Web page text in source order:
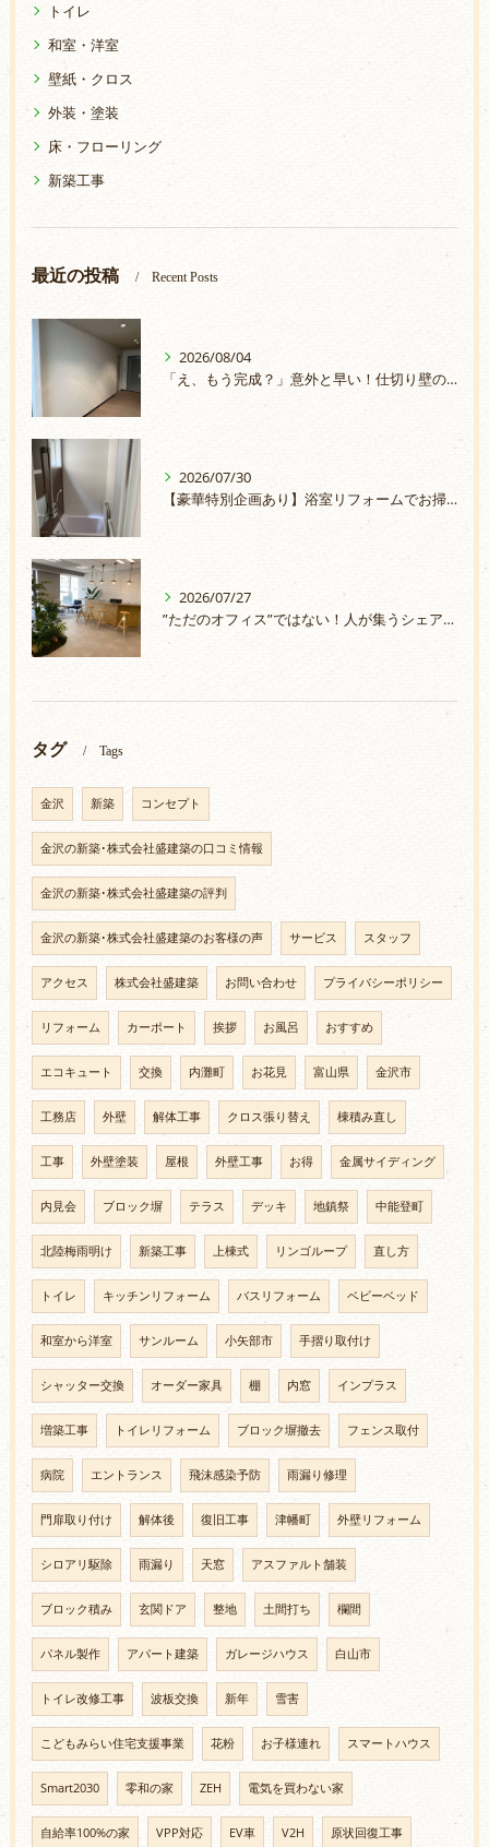
トイレ
和室・洋室
壁紙・クロス
外装・塗装
床・フローリング
新築工事
最近の投稿 Recent Posts
2026/08/04
「え、もう完成？」意外と早い！仕切り壁の取付
2026/07/30
【豪華特別企画あり】浴室リフォームでお掃除ラクラク＆安心のお風呂へ
2026/07/27
”ただのオフィス”ではない！人が集うシェアオフィスづくり
タグ Tags
金沢 新築 コンセプト
金沢の新築･株式会社盛建築の口コミ情報
金沢の新築･株式会社盛建築の評判
金沢の新築･株式会社盛建築のお客様の声 サービス スタッフ
アクセス 株式会社盛建築 お問い合わせ プライバシーポリシー
リフォーム カーポート 挨拶 お風呂 おすすめ
エコキュート 交換 内灘町 お花見 富山県 金沢市
工務店 外壁 解体工事 クロス張り替え 棟積み直し
工事 外壁塗装 屋根 外壁工事 お得 金属サイディング
内見会 ブロック塀 テラス デッキ 地鎮祭 中能登町
北陸梅雨明け 新築工事 上棟式 リンゴループ 直し方
トイレ キッチンリフォーム バスリフォーム ベビーベッド
和室から洋室 サンルーム 小矢部市 手摺り取付け
シャッター交換 オーダー家具 棚 内窓 インプラス
増築工事 トイレリフォーム ブロック塀撤去 フェンス取付
病院 エントランス 飛沫感染予防 雨漏り修理
門扉取り付け 解体後 復旧工事 津幡町 外壁リフォーム
シロアリ駆除 雨漏り 天窓 アスファルト舗装
ブロック積み 玄関ドア 整地 土間打ち 欄間
パネル製作 アパート建築 ガレージハウス 白山市
トイレ改修工事 波板交換 新年 雪害
こどもみらい住宅支援事業 花粉 お子様連れ スマートハウス
Smart2030 零和の家 ZEH 電気を買わない家
自給率100%の家 VPP対応 EV車 V2H 原状回復工事